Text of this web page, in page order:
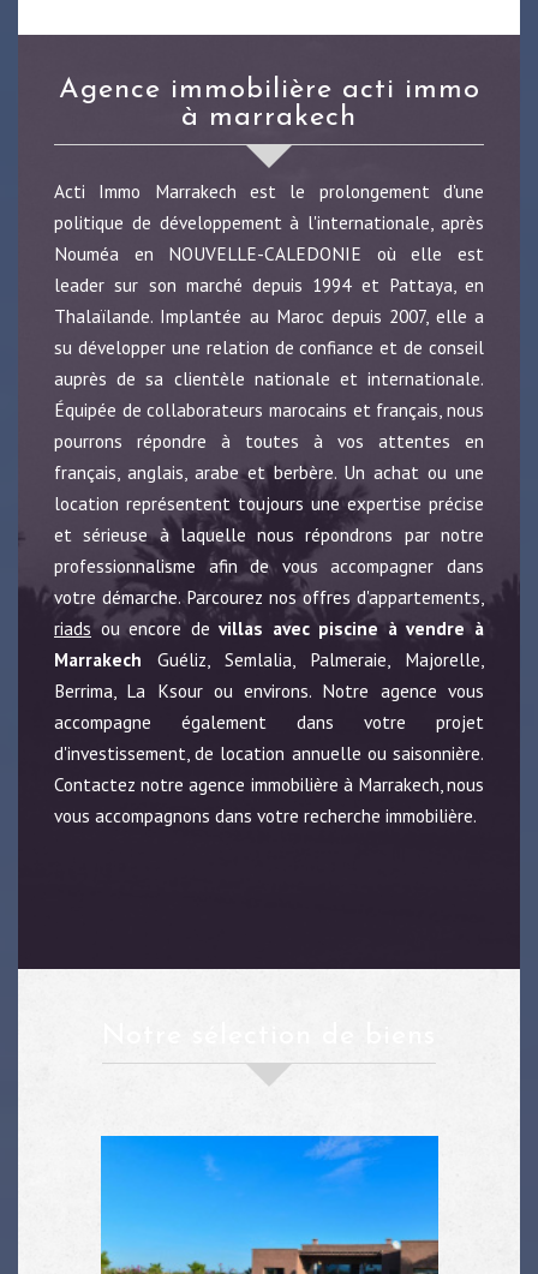
agence immobilière acti immo
à marrakech
Acti Immo Marrakech est le prolongement d'une
politique de développement à l'internationale, après
Nouméa en NOUVELLE-CALEDONIE où elle est
leader sur son marché depuis 1994 et Pattaya, en
Thalaïlande. Implantée au Maroc depuis 2007, elle a
su développer une relation de confiance et de conseil
auprès de sa clientèle nationale et internationale.
Équipée de collaborateurs marocains et français, nous
pourrons répondre à toutes à vos attentes en
français, anglais, arabe et berbère. Un achat ou une
location représentent toujours une expertise précise
et sérieuse à laquelle nous répondrons par notre
professionnalisme afin de vous accompagner dans
votre démarche. Parcourez nos offres d'appartements,
riads ou encore devillas avec piscine à vendre à
Marrakech Guéliz, Semlalia, Palmeraie, Majorelle,
Berrima, La Ksour ou environs. Notre agence vous
accompagne également dans votre projet
d'investissement, de location annuelle ou saisonnière.
Contactez notre agence immobilière à Marrakech, nous
vous accompagnons dans votre recherche immobilière.